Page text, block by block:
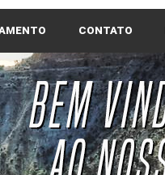
CONTATO